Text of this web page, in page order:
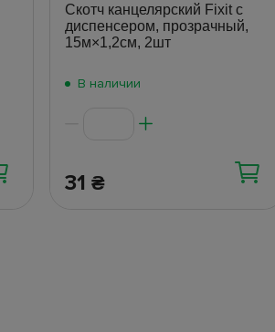
Скотч канцелярский Fixit с
диспенсером, прозрачный,
15м×1,2см, 2шт
В наличии
31 ₴